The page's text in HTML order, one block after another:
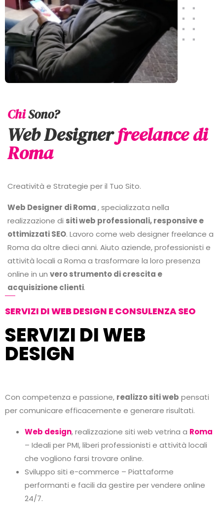
ChiSono?
Web Designerfreelance di
Roma
Creatività e Strategie per il Tuo Sito.
Web Designer di Roma, specializzata nella
realizzazione di siti web professionali, responsive e
ottimizzati SEO. Lavoro come web designer freelance a
Roma da oltre dieci anni. Aiuto aziende, professionisti e
attività locali a Roma a trasformare la loro presenza
online in un vero strumento di crescita e
acquisizione clienti.
SERVIZI DI WEB DESIGN E CONSULENZA SEO
SERVIZI DI WEB
DESIGN
Con competenza e passione, realizzo siti web pensati
per comunicare efficacemente e generare risultati.
Web design, realizzazione siti web vetrina a Roma
– Ideali per PMI, liberi professionisti e attività locali
che vogliono farsi trovare online.
Sviluppo siti e-commerce – Piattaforme
performanti e facili da gestire per vendere online
24/7.